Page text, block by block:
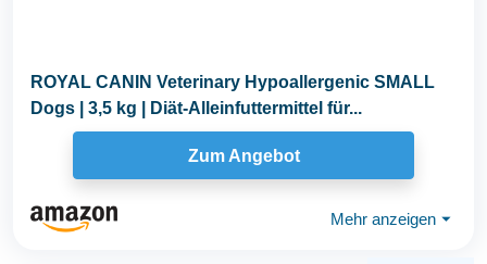
ROYAL CANIN Veterinary Hypoallergenic SMALL
Dogs | 3,5 kg | Diät-Alleinfuttermittel für...
Zum Angebot
Mehr anzeigen ⏷